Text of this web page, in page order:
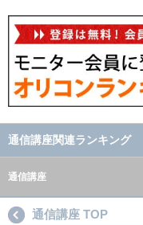
通信講座関連ランキング
通信講座
通信講座 TOP